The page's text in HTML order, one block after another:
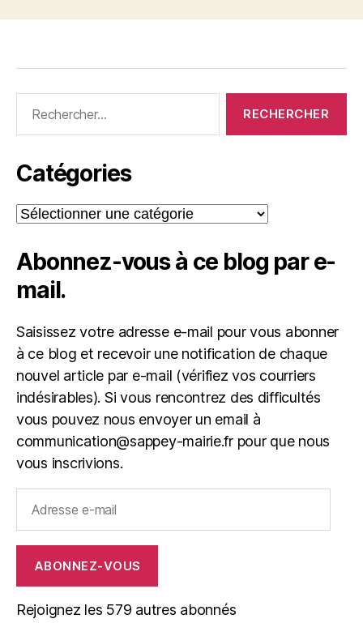
Catégories
Catégories
Abonnez-vous à ce blog par e-
mail.
Saisissez votre adresse e-mail pour vous abonner
à ce blog et recevoir une notification de chaque
nouvel article par e-mail (vérifiez vos courriers
indésirables). Si vous rencontrez des difficultés
vous pouvez nous envoyer un email à
communication@sappey-mairie.fr pour que nous
vous inscrivions.
ABONNEZ-VOUS
Rejoignez les 579 autres abonnés